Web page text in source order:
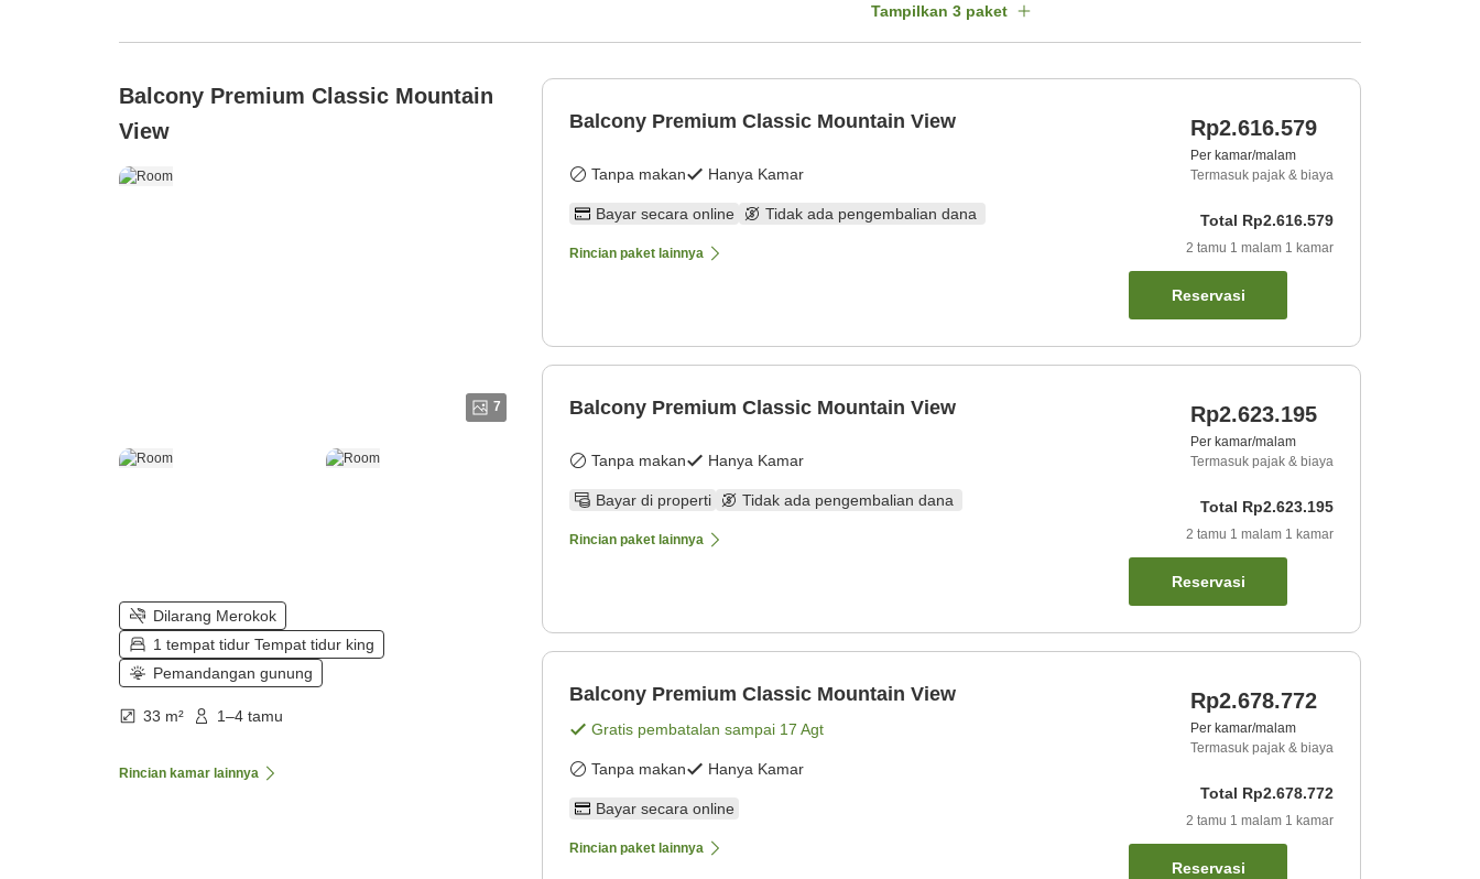
Tampilkan 3 paket
Balcony Premium Classic Mountain
View
7
Dilarang Merokok
1 tempat tidur Tempat tidur king
Pemandangan gunung
33 m² 1–4 tamu
Rincian kamar lainnya
Balcony Premium Classic Mountain View
Tanpa makan Hanya Kamar
Bayar secara online Tidak ada pengembalian dana
Rincian paket lainnya
Rp2.616.579
Per kamar/malam
Termasuk pajak & biaya
Total Rp2.616.579
2 tamu 1 malam 1 kamar
Reservasi
Balcony Premium Classic Mountain View
Tanpa makan Hanya Kamar
Bayar di properti Tidak ada pengembalian dana
Rincian paket lainnya
Rp2.623.195
Per kamar/malam
Termasuk pajak & biaya
Total Rp2.623.195
2 tamu 1 malam 1 kamar
Reservasi
Balcony Premium Classic Mountain View
Gratis pembatalan sampai 17 Agt
Tanpa makan Hanya Kamar
Bayar secara online
Rincian paket lainnya
Rp2.678.772
Per kamar/malam
Termasuk pajak & biaya
Total Rp2.678.772
2 tamu 1 malam 1 kamar
Reservasi